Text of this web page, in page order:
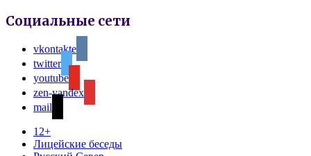
Социальные сети
vkontakte
twitter
youtube
zen-yandex
mail
12+
Лицейские беседы